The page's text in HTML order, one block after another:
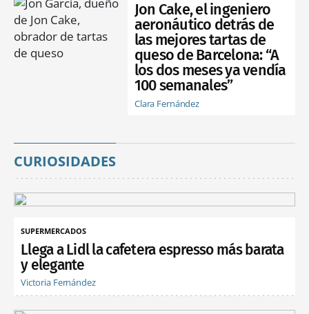
Jon Cake, el ingeniero
aeronáutico detrás de
las mejores tartas de
queso de Barcelona: “A
los dos meses ya vendía
100 semanales”
Clara Fernández
CURIOSIDADES
SUPERMERCADOS
Llega a Lidl la cafetera espresso más barata
y elegante
Victoria Fernández